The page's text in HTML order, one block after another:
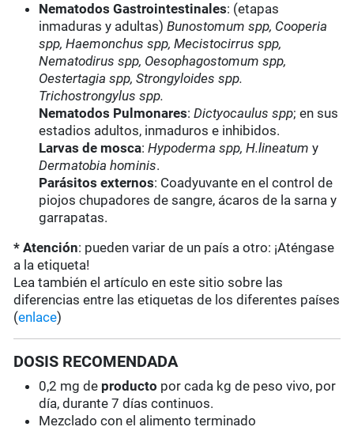
Nematodos Gastrointestinales: (etapas
inmaduras y adultas)Bunostomum spp, Cooperia
spp, Haemonchus spp, Mecistocirrus spp,
Nematodirus spp, Oesophagostomum spp,
Oestertagia spp, Strongyloides spp.
Trichostrongylus spp.
Nematodos Pulmonares:Dictyocaulus spp; en sus
estadios adultos, inmaduros e inhibidos.
Larvas de mosca:Hypoderma spp, H.lineatum y
Dermatobia hominis.
Parásitos externos: Coadyuvante en el control de
piojos chupadores de sangre, ácaros de la sarna y
garrapatas.
* Atención: pueden variar de un país a otro: ¡Aténgase
a la etiqueta!
Lea también el artículo en este sitio sobre las
diferencias entre las etiquetas de los diferentes países
(enlace)
DOSIS RECOMENDADA
0,2 mg de producto por cada kg de peso vivo, por
día, durante 7 días continuos.
Mezclado con el alimento terminado